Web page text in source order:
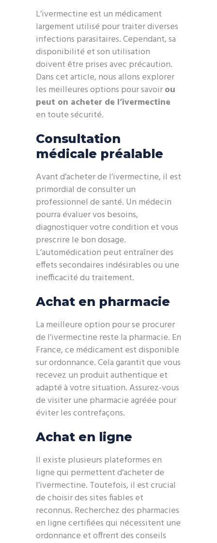
L’ivermectine est un médicament
largement utilisé pour traiter diverses
infections parasitaires. Cependant, sa
disponibilité et son utilisation
doivent être prises avec précaution.
Dans cet article, nous allons explorer
les meilleures options pour savoirou
peut on acheter de l’ivermectine
en toute sécurité.
Consultation
médicale préalable
Avant d’acheter de l’ivermectine, il est
primordial de consulter un
professionnel de santé. Un médecin
pourra évaluer vos besoins,
diagnostiquer votre condition et vous
prescrire le bon dosage.
L’automédication peut entraîner des
effets secondaires indésirables ou une
inefficacité du traitement.
Achat en pharmacie
La meilleure option pour se procurer
de l’ivermectine reste la pharmacie. En
France, ce médicament est disponible
sur ordonnance. Cela garantit que vous
recevez un produit authentique et
adapté à votre situation. Assurez-vous
de visiter une pharmacie agréée pour
éviter les contrefaçons.
Achat en ligne
Il existe plusieurs plateformes en
ligne qui permettent d’acheter de
l’ivermectine. Toutefois, il est crucial
de choisir des sites fiables et
reconnus. Recherchez des pharmacies
en ligne certifiées qui nécessitent une
ordonnance et offrent des conseils